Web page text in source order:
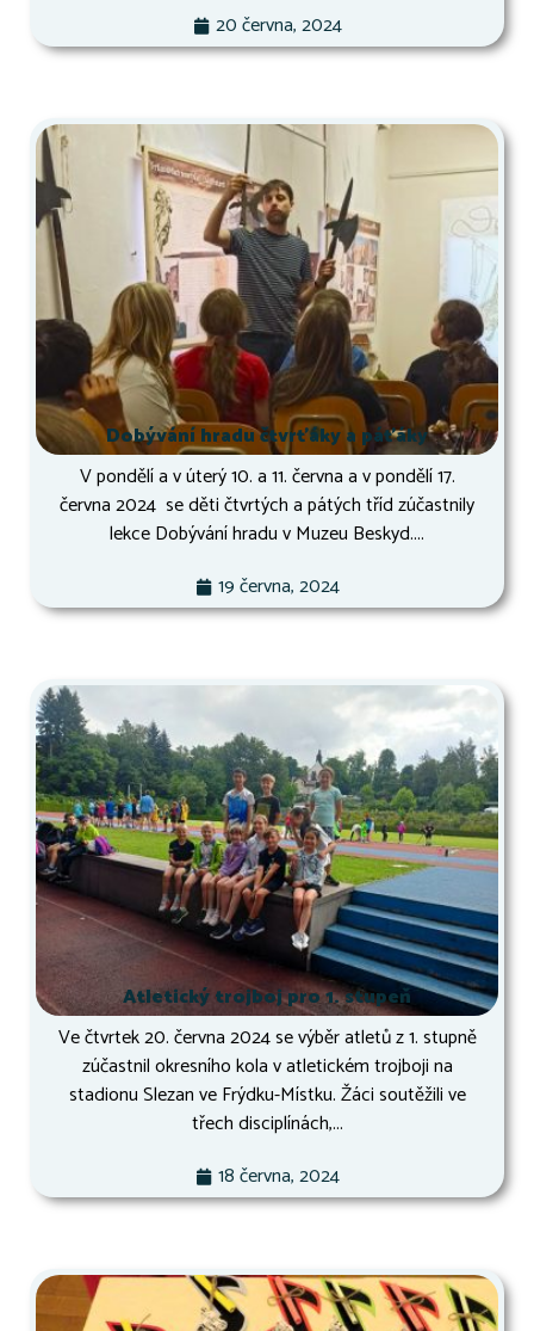
20 června, 2024
Dobývání hradu čtvrťáky a páťáky
V pondělí a v úterý 10. a 11. června a v pondělí 17.
června 2024 se děti čtvrtých a pátých tříd zúčastnily
lekce Dobývání hradu v Muzeu Beskyd....
19 června, 2024
Atletický trojboj pro 1. stupeň
Ve čtvrtek 20. června 2024 se výběr atletů z 1. stupně
zúčastnil okresního kola v atletickém trojboji na
stadionu Slezan ve Frýdku-Místku. Žáci soutěžili ve
třech disciplínách,...
18 června, 2024